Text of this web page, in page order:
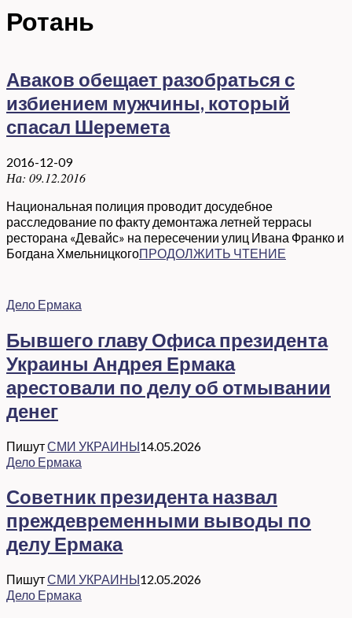
Ротань
Аваков обещает разобраться с
избиением мужчины, который
спасал Шеремета
2016-12-09
На: 09.12.2016
Национальная полиция проводит досудебное
расследование по факту демонтажа летней террасы
ресторана «Девайс» на пересечении улиц Ивана Франко и
Богдана ХмельницкогоПРОДОЛЖИТЬ ЧТЕНИЕ
Дело Ермака
Бывшего главу Офиса президента
Украины Андрея Ермака
арестовали по делу об отмывании
денег
ПишутСМИ УКРАИНЫ14.05.2026
Дело Ермака
Советник президента назвал
преждевременными выводы по
делу Ермака
ПишутСМИ УКРАИНЫ12.05.2026
Дело Ермака